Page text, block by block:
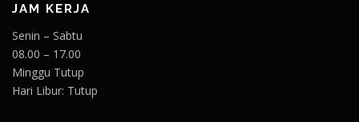
JAM KERJA
Senin – Sabtu
08.00 – 17.00
Minggu Tutup
Hari Libur: Tutup